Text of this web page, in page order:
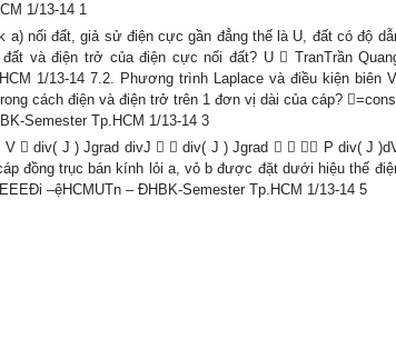
1/13-14 1
nối đất, giả sử điện cực gần đẳng thế là U, đất có độ
và điện trở của điện cực nối đất? U  TranTrần
1/13-14 7.2. Phương trình Laplace và điều kiện biên
cách điện và điện trở trên 1 đơn vị dài của cáp?
Semester Tp.HCM 1/13-14 3
 div( J ) Jgrad divJ   div( J ) Jgrad    P div( J
đồng trục bán kính lỏi a, vỏ b được đặt dưới hiệu thế
–ệHCMUTn – ĐHBK-Semester Tp.HCM 1/13-14 5